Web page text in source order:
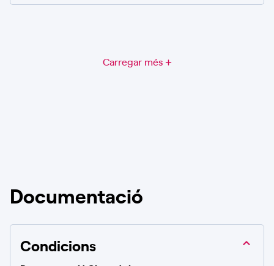
Carregar més
Documentació
Condicions